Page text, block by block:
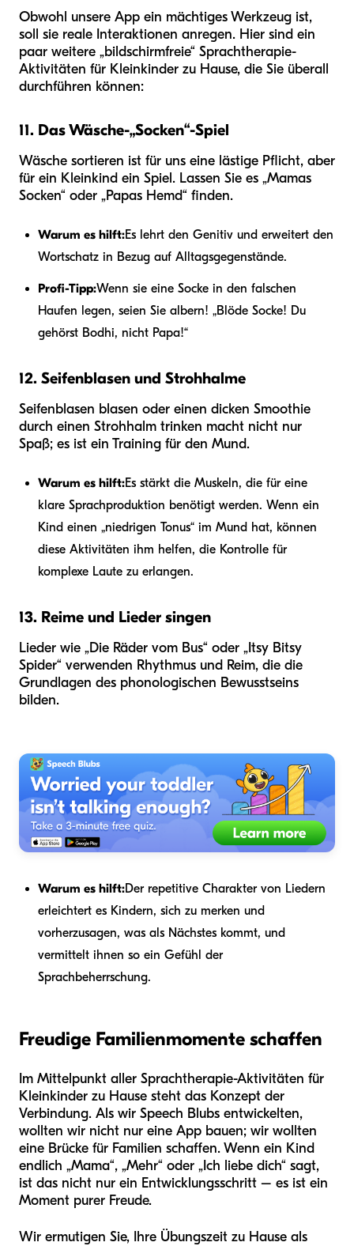
Obwohl unsere App ein mächtiges Werkzeug ist,
soll sie reale Interaktionen anregen. Hier sind ein
paar weitere „bildschirmfreie“ Sprachtherapie-
Aktivitäten für Kleinkinder zu Hause, die Sie überall
durchführen können:
11. Das Wäsche-„Socken“-Spiel
Wäsche sortieren ist für uns eine lästige Pflicht, aber
für ein Kleinkind ein Spiel. Lassen Sie es „Mamas
Socken“ oder „Papas Hemd“ finden.
Warum es hilft:Es lehrt den Genitiv und erweitert den
Wortschatz in Bezug auf Alltagsgegenstände.
Profi-Tipp:Wenn sie eine Socke in den falschen
Haufen legen, seien Sie albern! „Blöde Socke! Du
gehörst Bodhi, nicht Papa!“
12. Seifenblasen und Strohhalme
Seifenblasen blasen oder einen dicken Smoothie
durch einen Strohhalm trinken macht nicht nur
Spaß; es ist ein Training für den Mund.
Warum es hilft:Es stärkt die Muskeln, die für eine
klare Sprachproduktion benötigt werden. Wenn ein
Kind einen „niedrigen Tonus“ im Mund hat, können
diese Aktivitäten ihm helfen, die Kontrolle für
komplexe Laute zu erlangen.
13. Reime und Lieder singen
Lieder wie „Die Räder vom Bus“ oder „Itsy Bitsy
Spider“ verwenden Rhythmus und Reim, die die
Grundlagen des phonologischen Bewusstseins
bilden.
Warum es hilft:Der repetitive Charakter von Liedern
erleichtert es Kindern, sich zu merken und
vorherzusagen, was als Nächstes kommt, und
vermittelt ihnen so ein Gefühl der
Sprachbeherrschung.
Freudige Familienmomente schaffen
Im Mittelpunkt aller Sprachtherapie-Aktivitäten für
Kleinkinder zu Hause steht das Konzept der
Verbindung. Als wir Speech Blubs entwickelten,
wollten wir nicht nur eine App bauen; wir wollten
eine Brücke für Familien schaffen. Wenn ein Kind
endlich „Mama“, „Mehr“ oder „Ich liebe dich“ sagt,
ist das nicht nur ein Entwicklungsschritt – es ist ein
Moment purer Freude.
Wir ermutigen Sie, Ihre Übungszeit zu Hause als